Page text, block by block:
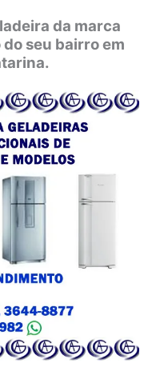
da marca
seu bairro em